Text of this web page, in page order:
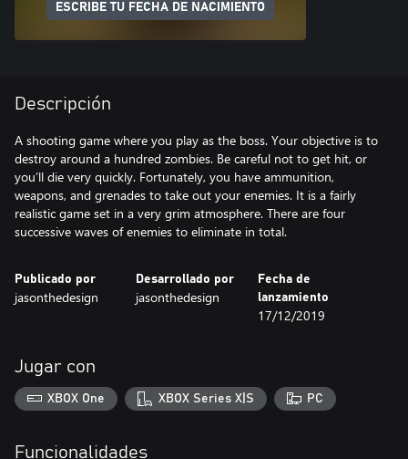
ESCRIBE TU FECHA DE NACIMIENTO
Descripción
A shooting game where you play as the boss. Your objective is to
destroy around a hundred zombies. Be careful not to get hit, or
you’ll die very quickly. Fortunately, you have ammunition,
weapons, and grenades to take out your enemies. It is a fairly
realistic game set in a very grim atmosphere. There are four
successive waves of enemies to eliminate in total.
Publicado por
jasonthedesign
Desarrollado por
jasonthedesign
Fecha de
lanzamiento
17/12/2019
Jugar con
XBOX One XBOX Series X|S PC
Funcionalidades